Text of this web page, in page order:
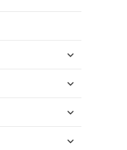
ouvrir
sous-
ouvrir
sous-
ouvrir
sous-
ouvrir